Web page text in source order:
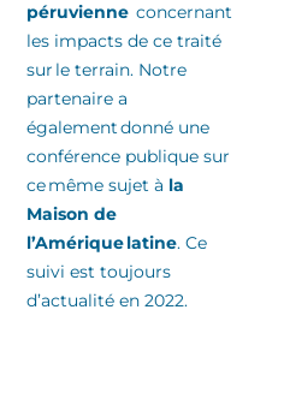
péruvienne concernant
les impacts de ce traité
sur le terrain. Notre
partenaire a
également donné une
conférence publique sur
ce même sujet à la
Maison de
l’Amérique latine. Ce
suivi est toujours
d’actualité en 2022.